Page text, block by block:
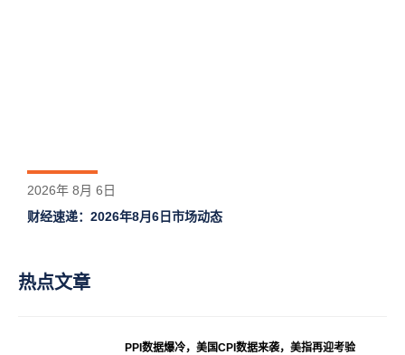
2026年 8月 6日
财经速递：2026年8月6日市场动态
热点文章
PPI数据爆冷，美国CPI数据来袭，美指再迎考验